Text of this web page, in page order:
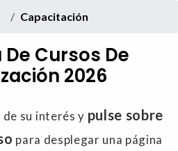
Capacitación
Cursos De
2026
de su interés y pulse sobre
para desplegar una página